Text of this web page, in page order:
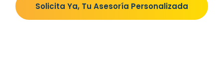
Solicita Ya, Tu Asesoría Personalizada